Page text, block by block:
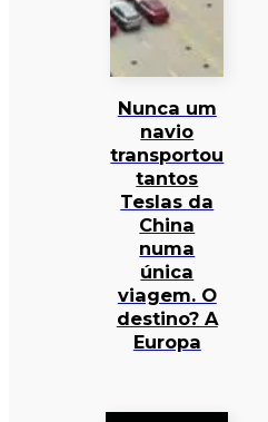
Nunca um
navio
transportou
tantos
Teslas da
China
numa
única
viagem. O
destino? A
Europa